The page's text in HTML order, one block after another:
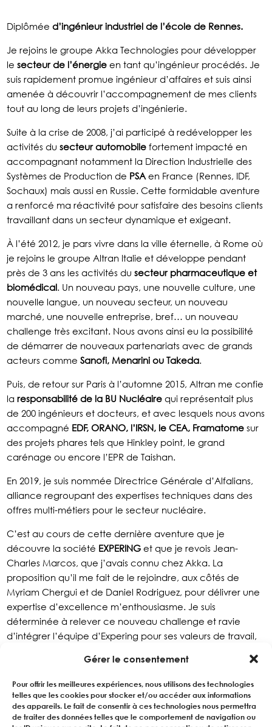
Gérer le consentement
Pour offrir les meilleures expériences, nous utilisons des technologies
telles que les cookies pour stocker et/ou accéder aux informations
des appareils. Le fait de consentir à ces technologies nous permettra
de traiter des données telles que le comportement de navigation ou
Diplôméed’ingénieur industriel de l’école de Rennes.
Je rejoins le groupe Akka Technologies pour développer
lesecteur de l’énergie en tant qu’ingénieur procédés. Je
suis rapidement promue ingénieur d’affaires et suis ainsi
amenée à découvrir l’accompagnement de mes clients
tout au long de leurs projets d’ingénierie.
Suite à la crise de 2008, j’ai participé à redévelopper les
activités dusecteur automobile fortement impacté en
accompagnant notamment la Direction Industrielle des
Systèmes de Production de PSAen France (Rennes, IDF,
Sochaux) mais aussi en Russie. Cette formidable aventure
a renforcé ma réactivité pour satisfaire des besoins clients
travaillant dans un secteur dynamique et exigeant.
À l’été 2012, je pars vivre dans la ville éternelle, à Rome où
je rejoins le groupe Altran Italie et développe pendant
près de 3 ans les activités dusecteur pharmaceutique et
biomédical. Un nouveau pays, une nouvelle culture, une
nouvelle langue, un nouveau secteur, un nouveau
marché, une nouvelle entreprise, bref… un nouveau
challenge très excitant. Nous avons ainsi eu la possibilité
de démarrer de nouveaux partenariats avec de grands
acteurs commeSanofi, Menarini ou Takeda.
Puis, de retour sur Paris à l’automne 2015, Altran me confie
laresponsabilité de la BU Nucléaire qui représentait plus
de 200 ingénieurs et docteurs, et avec lesquels nous avons
accompagné EDF, ORANO, l’IRSN, le CEA, Framatome sur
des projets phares tels que Hinkley point, le grand
carénage ou encore l’EPR de Taishan.
En 2019, je suis nommée Directrice Générale d’Alfalians,
alliance regroupant des expertises techniques dans des
offres multi-métiers pour le secteur nucléaire.
C’est au cours de cette dernière aventure que je
découvre la société EXPERING et que je revois Jean-
Charles Marcos, que j’avais connu chez Akka. La
proposition qu’il me fait de le rejoindre, aux côtés de
Myriam Chergui et de Daniel Rodriguez, pour délivrer une
expertise d’excellence m’enthousiasme. Je suis
déterminée à relever ce nouveau challenge et ravie
d’intégrer l’équipe d’Expering pour ses valeurs de travail,
partage. J’aurai à cœur de les faire vivre avec nos
experts et nos clients au travers des partenariats que nous
développerons ensemble.